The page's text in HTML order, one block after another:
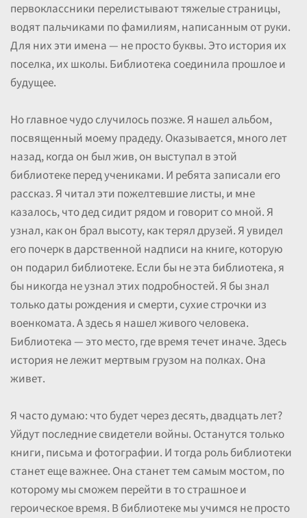
первоклассники перелистывают тяжелые страницы,
водят пальчиками по фамилиям, написанным от руки.
Для них эти имена — не просто буквы. Это история их
поселка, их школы. Библиотека соединила прошлое и
будущее.
Но главное чудо случилось позже. Я нашел альбом,
посвященный моему прадеду. Оказывается, много лет
назад, когда он был жив, он выступал в этой
библиотеке перед учениками. И ребята записали его
рассказ. Я читал эти пожелтевшие листы, и мне
казалось, что дед сидит рядом и говорит со мной. Я
узнал, как он брал высоту, как терял друзей. Я увидел
его почерк в дарственной надписи на книге, которую
он подарил библиотеке. Если бы не эта библиотека, я
бы никогда не узнал этих подробностей. Я бы знал
только даты рождения и смерти, сухие строчки из
военкомата. А здесь я нашел живого человека.
Библиотека — это место, где время течет иначе. Здесь
история не лежит мертвым грузом на полках. Она
живет.
Я часто думаю: что будет через десять, двадцать лет?
Уйдут последние свидетели войны. Останутся только
книги, письма и фотографии. И тогда роль библиотеки
станет еще важнее. Она станет тем самым мостом, по
которому мы сможем перейти в то страшное и
героическое время. В библиотеке мы учимся не просто